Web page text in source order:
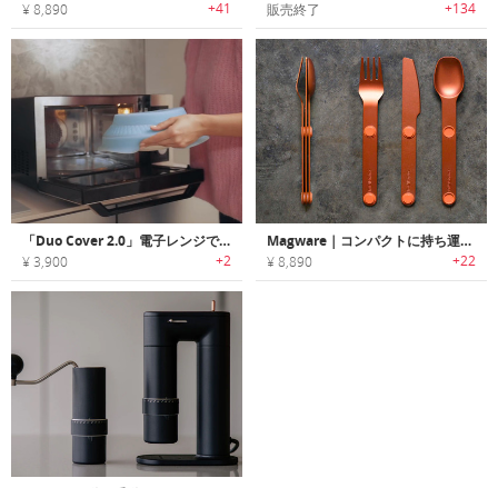
¥ 8,890 +41 販売終了 +134
「Duo Cover 2.0」電子レンジで蒸し料理ができる万能スチーマー
¥ 3,900 +2
Magware｜コンパクトに持ち運べるマグネットカトラリー「マグウェアー」
¥ 8,890 +22